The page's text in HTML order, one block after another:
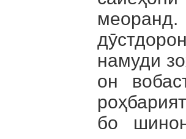
намуди
он
бо